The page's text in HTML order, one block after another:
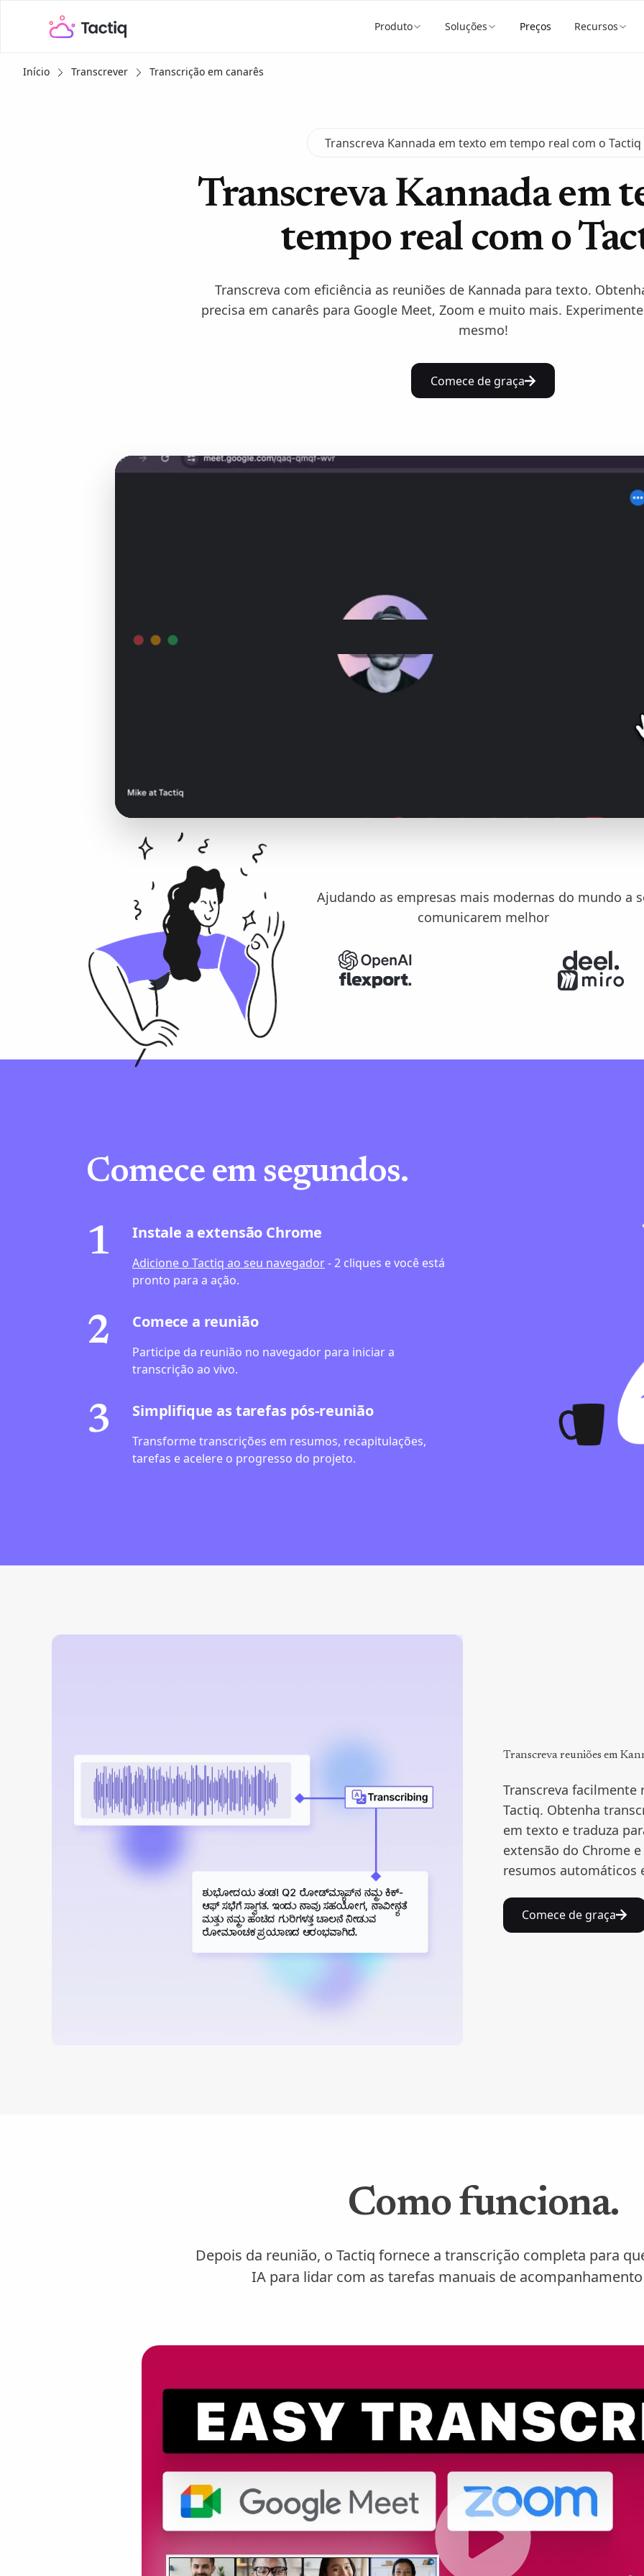
Produto Soluções Preços Recursos
Início Transcrever Transcrição em canarês
Transcreva Kannada em texto em tempo real com o Tactiq
Transcreva Kannada em
tempo real com o
Transcreva com eficiência as reuniões de Kannada para texto.
precisa em canarês para Google Meet, Zoom e muito mais.
mesmo!
Comece de graça
Ajudando as empresas mais modernas do mundo a
comunicarem melhor
Comece em segundos.
1 Instale a extensão Chrome
Adicione o Tactiq ao seu navegador- 2 cliques e você está
pronto para a ação.
2 Comece a reunião
Participe da reunião no navegador para iniciar a
transcrição ao vivo.
3 Simplifique as tarefas pós-reunião
Transforme transcrições em resumos, recapitulações,
tarefas e acelere o progresso do projeto.
Transcreva reuniões em
Transcreva
Tactiq. Obtenha
em texto e traduza
extensão do Chrome
resumos automáticos
Comece de graça
Como funciona.
Depois da reunião, o Tactiq fornece a transcrição completa para
IA para lidar com as tarefas manuais de